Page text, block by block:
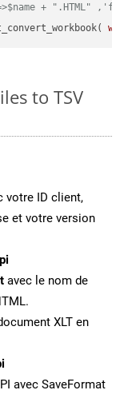
+ ".HTML"
to TSV
votre ID client,
et votre version
avec le nom de
XLT en
avec SaveFormat